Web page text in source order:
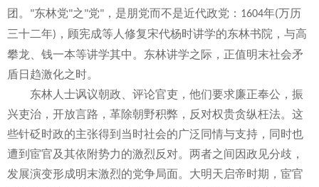
团。 "东林党"之"党" ，是朋党而不是近代政党： 1604年(万历
三十二年) ，顾宪成等人修复宋代杨时讲学的东林书院，与高
攀龙、钱一本等讲学其中。东林讲学之际，正值明末社会矛
盾日趋激化之时。
东林人士讽议朝政、评论官吏，他们要求廉正奉公，振
兴吏治，开放言路，革除朝野积弊，反对权贵贪纵枉法。这
些针砭时政的主张得到当时社会的广泛同情与支持，同时也
遭到宦官及其依附势力的激烈反对。两者之间因政见分歧，
发展演变形成明末激烈的党争局面。大明天启帝时期，宦官